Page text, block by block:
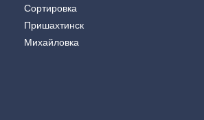
Сортировка
Пришахтинск
Михайловка